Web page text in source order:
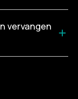
vervangen